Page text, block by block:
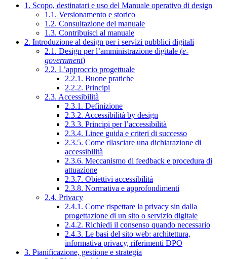
1. Scopo, destinatari e uso del Manuale operativo di design
1.1. Versionamento e storico
1.2. Consultazione del manuale
1.3. Contribuisci al manuale
2. Introduzione al design per i servizi pubblici digitali
2.1. Design per l’amministrazione digitale (e-
government)
2.2. L’approccio progettuale
2.2.1. Buone pratiche
2.2.2. Principi
2.3. Accessibilità
2.3.1. Definizione
2.3.2. Accessibilità by design
2.3.3. Principi per l’accessibilità
2.3.4. Linee guida e criteri di successo
2.3.5. Come rilasciare una dichiarazione di
accessibilità
2.3.6. Meccanismo di feedback e procedura di
attuazione
2.3.7. Obiettivi accessibilità
2.3.8. Normativa e approfondimenti
2.4. Privacy
2.4.1. Come rispettare la privacy sin dalla
progettazione di un sito o servizio digitale
2.4.2. Richiedi il consenso quando necessario
2.4.3. Le basi del sito web: architettura,
informativa privacy, riferimenti DPO
3. Pianificazione, gestione e strategia